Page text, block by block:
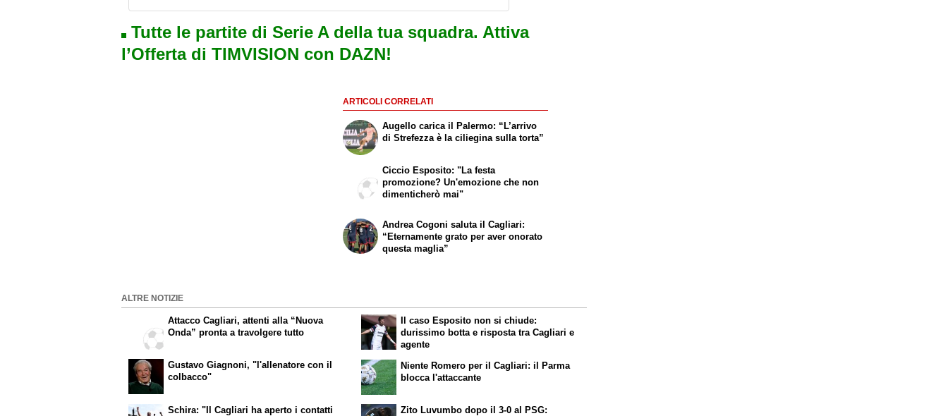
Tutte le partite di Serie A della tua squadra. Attiva
l’Offerta di TIMVISION con DAZN!
ARTICOLI CORRELATI
Augello carica il Palermo: “L’arrivo
di Strefezza è la ciliegina sulla torta”
Ciccio Esposito: "La festa
promozione? Un'emozione che non
dimenticherò mai"
Andrea Cogoni saluta il Cagliari:
“Eternamente grato per aver onorato
questa maglia”
ALTRE NOTIZIE
Attacco Cagliari, attenti alla “Nuova
Onda” pronta a travolgere tutto
Gustavo Giagnoni, "l'allenatore con il
colbacco"
Il caso Esposito non si chiude:
durissimo botta e risposta tra Cagliari e
agente
Niente Romero per il Cagliari: il Parma
blocca l'attaccante
Schira: "Il Cagliari ha aperto i contatti
Zito Luvumbo dopo il 3-0 al PSG: